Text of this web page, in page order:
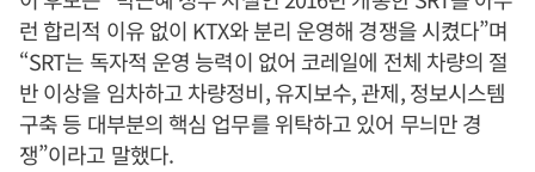
런 합리적 이유 없이 KTX와 분리 운영해 경쟁을 시켰다”며
“SRT는 독자적 운영 능력이 없어 코레일에 전체 차량의 절
반 이상을 임차하고 차량정비, 유지보수, 관제, 정보시스템
구축 등 대부분의 핵심 업무를 위탁하고 있어 무늬만 경
쟁”이라고 말했다.